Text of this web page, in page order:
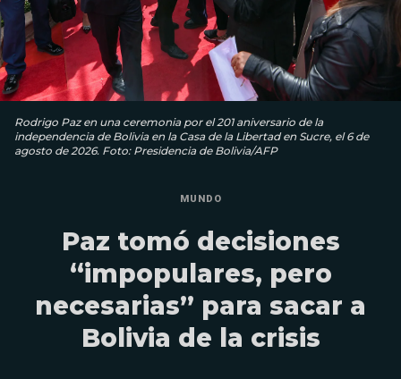
Rodrigo Paz en una ceremonia por el 201 aniversario de la
independencia de Bolivia en la Casa de la Libertad en Sucre, el 6 de
agosto de 2026. Foto: Presidencia de Bolivia/AFP
MUNDO
Paz tomó decisiones
“impopulares, pero
necesarias” para sacar a
Bolivia de la crisis